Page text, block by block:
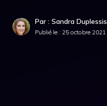
Par : Sandra Duplessis
Publié le : 25 octobre 2021